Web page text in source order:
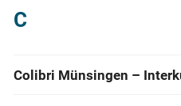
C
Colibri Münsingen –